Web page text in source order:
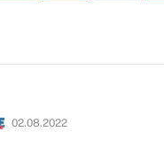
02.08.2022